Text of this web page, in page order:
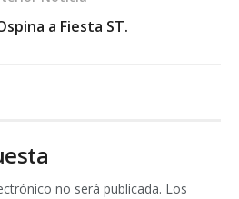
a Fiesta ST.
no será publicada. Los